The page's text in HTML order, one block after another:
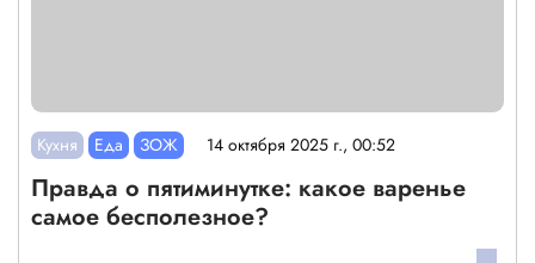
Кухня Еда ЗОЖ 14 октября 2025 г., 00:52
Правда о пятиминутке: какое варенье
самое бесполезное?